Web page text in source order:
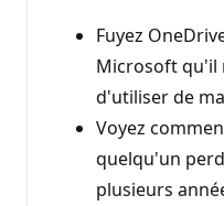
Fuyez
Microsoft qu'il
d'utiliser de
Voyez
quelqu'un
plusieurs